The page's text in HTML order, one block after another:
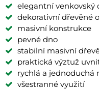
elegantní venkovský
dekorativní dřevěné
masivní konstrukce
pevné dno
stabilní masivní
praktická výztuž
rychlá a jednoduchá
všestranné využití